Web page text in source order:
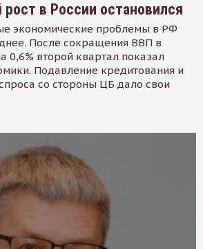
в России остановился
экономические проблемы в РФ
После сокращения ВВП в
0,6% второй квартал показал
Подавление кредитования и
со стороны ЦБ дало свои